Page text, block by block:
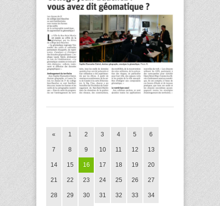
« 1 2 3 4 5 6
7 8 9 10 11 12 13
14 15 16 17 18 19 20
21 22 23 24 25 26 27
28 29 30 31 32 33 34